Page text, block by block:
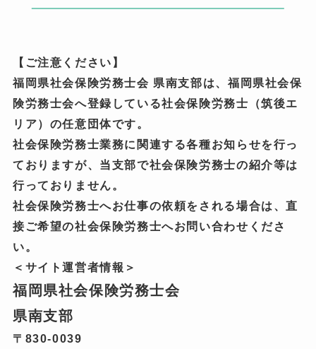
【ご注意ください】
福岡県社会保険労務士会 県南支部は、福岡県社会保
険労務士会へ登録している社会保険労務士（筑後エ
リア）の任意団体です。
社会保険労務士業務に関連する各種お知らせを行っ
ておりますが、当支部で社会保険労務士の紹介等は
行っておりません。
社会保険労務士へお仕事の依頼をされる場合は、直
接ご希望の社会保険労務士へお問い合わせくださ
い。
＜サイト運営者情報＞
福岡県社会保険労務士会
県南支部
〒830-0039